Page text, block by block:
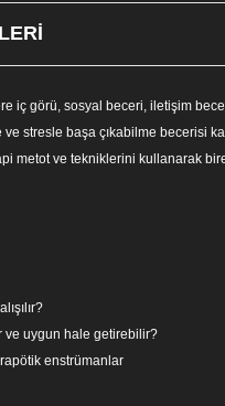
iç görü, sosyal beceri, iletişim
stresle başa çıkabilme becerisi
metot ve tekniklerini kullanarak
ve uygun hale getirebilir?
enstrümanlar